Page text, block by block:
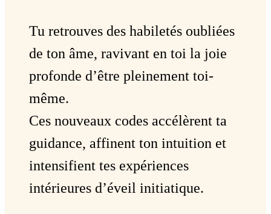
Tu retrouves des habiletés oubliées
de ton âme, ravivant en toi la joie
profonde d’être pleinement toi-
même.
Ces nouveaux codes accélèrent ta
guidance, affinent ton intuition et
intensifient tes expériences
intérieures d’éveil initiatique.